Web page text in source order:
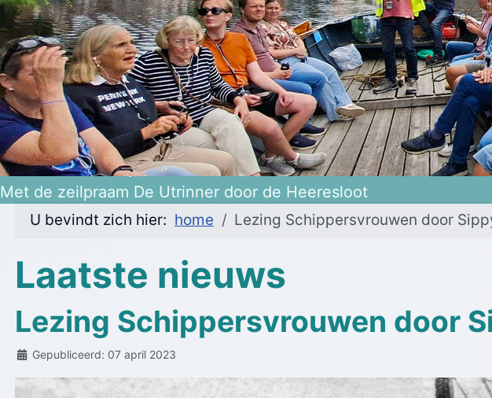
Heerenveen 475 jaar!
Met de zeilpraam De Utrinner door de Heeresloot
U bevindt zich hier: home Lezing Schippersvrouwen door
Laatste nieuws
Lezing Schippersvrouwen door
Details
Gepubliceerd: 07 april 2023